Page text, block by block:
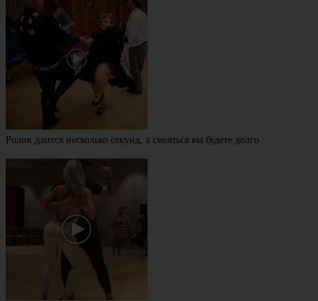
Ролик длится несколько секунд, а смеяться вы будете долго